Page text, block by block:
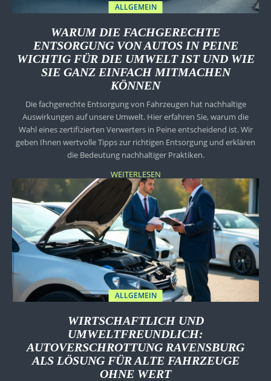
ALLGEMEIN
WARUM DIE FACHGERECHTE
ENTSORGUNG VON AUTOS IN PEINE
WICHTIG FÜR DIE UMWELT IST UND WIE
SIE GANZ EINFACH MITMACHEN
KÖNNEN
Die fachgerechte Entsorgung von Fahrzeugen hat nachhaltige
Auswirkungen auf unsere Umwelt. Hier erfahren Sie, warum die
Wahl eines zertifizierten Verwerters in Peine entscheidend ist. Wir
geben Ihnen wertvolle Tipps zur richtigen Entsorgung und erklären
die Bedeutung nachhaltiger Praktiken.
WEITERLESEN
ALLGEMEIN
WIRTSCHAFTLICH UND
UMWELTFREUNDLICH:
AUTOVERSCHROTTUNG RAVENSBURG
ALS LÖSUNG FÜR ALTE FAHRZEUGE
OHNE WERT